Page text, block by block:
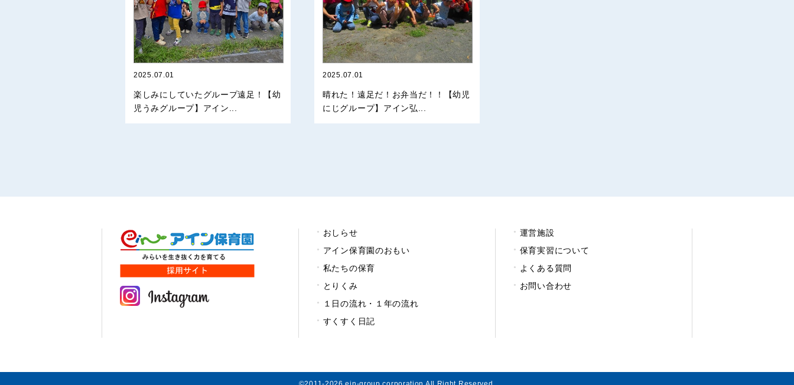
2025.07.01
楽しみにしていたグループ遠足！【幼
児うみグループ】アイン...
2025.07.01
晴れた！遠足だ！お弁当だ！！【幼児
にじグループ】アイン弘...
おしらせ
アイン保育園のおもい
私たちの保育
とりくみ
１日の流れ・１年の流れ
すくすく日記
運営施設
保育実習について
よくある質問
お問い合わせ